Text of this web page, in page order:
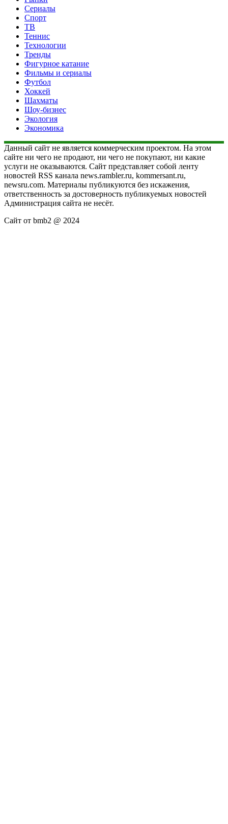
Сериалы
Спорт
ТВ
Теннис
Технологии
Тренды
Фигурное катание
Фильмы и сериалы
Футбол
Хоккей
Шахматы
Шоу-бизнес
Экология
Экономика
Данный сайт не является коммерческим проектом. На этом
сайте ни чего не продают, ни чего не покупают, ни какие
услуги не оказываются. Сайт представляет собой ленту
новостей RSS канала news.rambler.ru, kommersant.ru,
newsru.com. Материалы публикуются без искажения,
ответственность за достоверность публикуемых новостей
Администрация сайта не несёт.
Сайт от bmb2 @ 2024